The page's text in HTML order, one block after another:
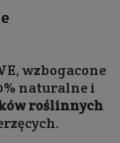
wzbogacone
naturalne i
roślinnych